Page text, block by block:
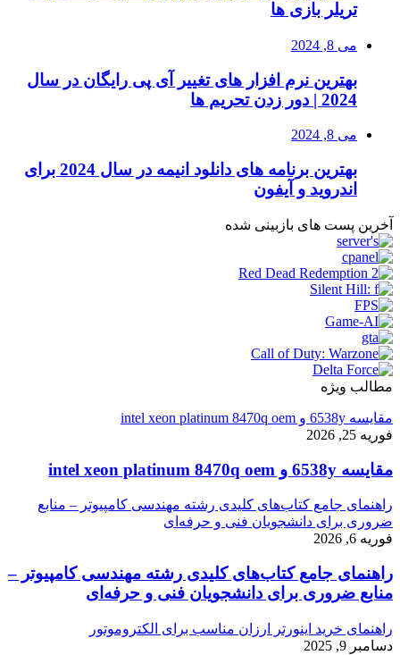
تریلر بازی ها
می 8, 2024
بهترین نرم افزار های تغییر آی پی رایگان در سال
2024 | دور زدن تحریم ها
می 8, 2024
بهترین برنامه های دانلود انیمه در سال 2024 برای
اندروید و آیفون
آخرین پست های بازبینی شده
مطالب ویژه
مقایسه 6538y و intel xeon platinum 8470q oem
فوریه 25, 2026
مقایسه 6538y و intel xeon platinum 8470q oem
راهنمای جامع کتاب‌های کلیدی رشته مهندسی کامپیوتر – منابع
ضروری برای دانشجویان فنی و حرفه‌ای
فوریه 6, 2026
راهنمای جامع کتاب‌های کلیدی رشته مهندسی کامپیوتر –
منابع ضروری برای دانشجویان فنی و حرفه‌ای
راهنمای خرید اینورتر ارزان مناسب برای الکتروموتور
دسامبر 9, 2025